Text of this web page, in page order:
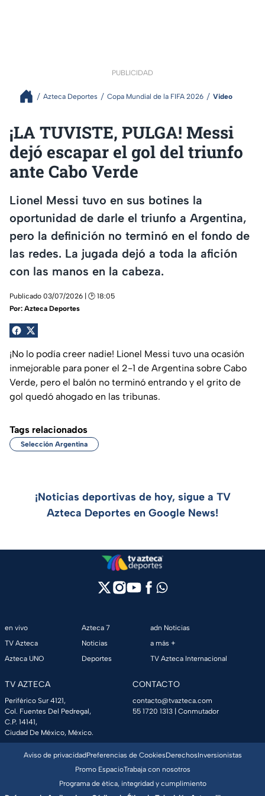
PUBLICIDAD
Azteca Deportes Copa Mundial de la FIFA 2026 Video
¡LA TUVISTE, PULGA! Messi
dejó escapar el gol del triunfo
ante Cabo Verde
Lionel Messi tuvo en sus botines la
oportunidad de darle el triunfo a Argentina,
pero la definición no terminó en el fondo de
las redes. La jugada dejó a toda la afición
con las manos en la cabeza.
Publicado 03/07/2026 | 🕑 18:05
Por: Azteca Deportes
¡No lo podía creer nadie! Lionel Messi tuvo una ocasión
inmejorable para poner el 2-1 de Argentina sobre Cabo
Verde, pero el balón no terminó entrando y el grito de
gol quedó ahogado en las tribunas.
Tags relacionados
Selección Argentina
¡Noticias deportivas de hoy, sigue a TV
Azteca Deportes en Google News!
en vivo
TV Azteca
Azteca UNO
Azteca 7
Noticias
Deportes
adn Noticias
a más +
TV Azteca Internacional
TV AZTECA
Periférico Sur 4121,
Col. Fuentes Del Pedregal,
C.P. 14141,
Ciudad De México, México.
CONTACTO
contacto@tvazteca.com
55 1720 1313 | Conmutador
Aviso de privacidadPreferencias de CookiesDerechosInversionistas
Promo EspacioTrabaja con nosotros
Programa de ética, integridad y cumplimiento